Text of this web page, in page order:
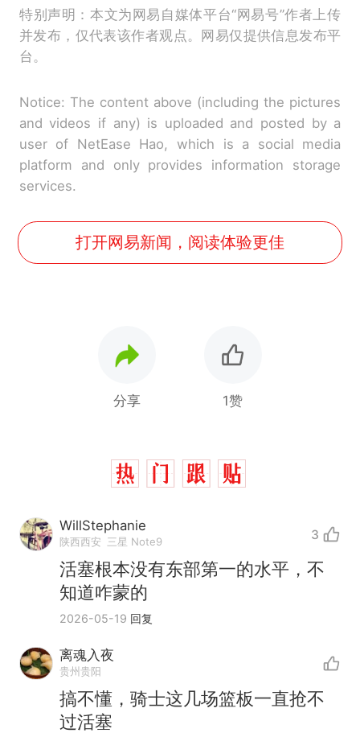
特别声明：本文为网易自媒体平台“网易号”作者上传
并发布，仅代表该作者观点。网易仅提供信息发布平
台。
Notice: The content above (including the pictures
and videos if any) is uploaded and posted by a
user of NetEase Hao, which is a social media
platform and only provides information storage
services.
打开网易新闻，阅读体验更佳
分享 1赞
WillStephanie
陕西西安 三星 Note9 3
活塞根本没有东部第一的水平，不
知道咋蒙的
2026-05-19 回复
离魂入夜
贵州贵阳
搞不懂，骑士这几场篮板一直抢不
过活塞
热 那个在床头放菜刀的女孩，
因老师一句“跟我回家”改写了